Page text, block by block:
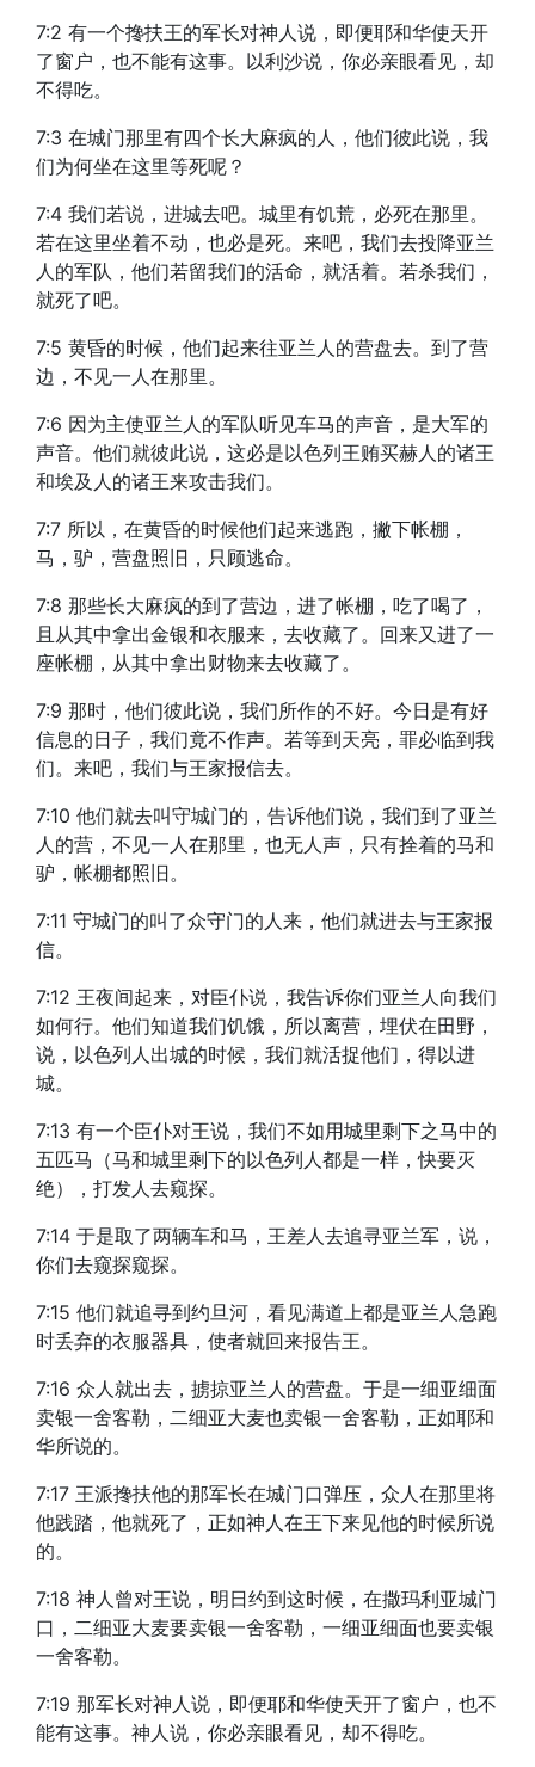
7:2 有一个搀扶王的军长对神人说，即便耶和华使天开
了窗户，也不能有这事。以利沙说，你必亲眼看见，却
不得吃。
7:3 在城门那里有四个长大麻疯的人，他们彼此说，我
们为何坐在这里等死呢？
7:4 我们若说，进城去吧。城里有饥荒，必死在那里。
若在这里坐着不动，也必是死。来吧，我们去投降亚兰
人的军队，他们若留我们的活命，就活着。若杀我们，
就死了吧。
7:5 黄昏的时候，他们起来往亚兰人的营盘去。到了营
边，不见一人在那里。
7:6 因为主使亚兰人的军队听见车马的声音，是大军的
声音。他们就彼此说，这必是以色列王贿买赫人的诸王
和埃及人的诸王来攻击我们。
7:7 所以，在黄昏的时候他们起来逃跑，撇下帐棚，
马，驴，营盘照旧，只顾逃命。
7:8 那些长大麻疯的到了营边，进了帐棚，吃了喝了，
且从其中拿出金银和衣服来，去收藏了。回来又进了一
座帐棚，从其中拿出财物来去收藏了。
7:9 那时，他们彼此说，我们所作的不好。今日是有好
信息的日子，我们竟不作声。若等到天亮，罪必临到我
们。来吧，我们与王家报信去。
7:10 他们就去叫守城门的，告诉他们说，我们到了亚兰
人的营，不见一人在那里，也无人声，只有拴着的马和
驴，帐棚都照旧。
7:11 守城门的叫了众守门的人来，他们就进去与王家报
信。
7:12 王夜间起来，对臣仆说，我告诉你们亚兰人向我们
如何行。他们知道我们饥饿，所以离营，埋伏在田野，
说，以色列人出城的时候，我们就活捉他们，得以进
城。
7:13 有一个臣仆对王说，我们不如用城里剩下之马中的
五匹马（马和城里剩下的以色列人都是一样，快要灭
绝），打发人去窥探。
7:14 于是取了两辆车和马，王差人去追寻亚兰军，说，
你们去窥探窥探。
7:15 他们就追寻到约旦河，看见满道上都是亚兰人急跑
时丢弃的衣服器具，使者就回来报告王。
7:16 众人就出去，掳掠亚兰人的营盘。于是一细亚细面
卖银一舍客勒，二细亚大麦也卖银一舍客勒，正如耶和
华所说的。
7:17 王派搀扶他的那军长在城门口弹压，众人在那里将
他践踏，他就死了，正如神人在王下来见他的时候所说
的。
7:18 神人曾对王说，明日约到这时候，在撒玛利亚城门
口，二细亚大麦要卖银一舍客勒，一细亚细面也要卖银
一舍客勒。
7:19 那军长对神人说，即便耶和华使天开了窗户，也不
能有这事。神人说，你必亲眼看见，却不得吃。